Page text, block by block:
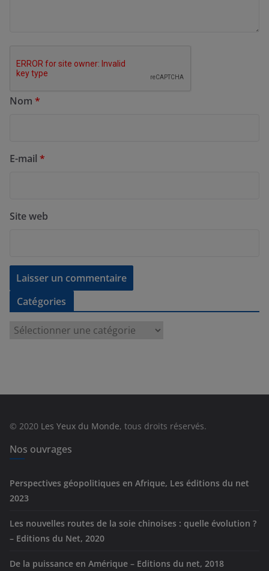
Nom *
E-mail *
Site web
Catégories
e
s
© 2020 Les Yeux du Monde, tous droits réservés.
Nos ouvrages
Perspectives géopolitiques en Afrique, Les éditions du net
2023
Les nouvelles routes de la soie chinoises : quelle évolution ?
– Editions du Net, 2020
De la puissance en Amérique – Editions du net, 2018